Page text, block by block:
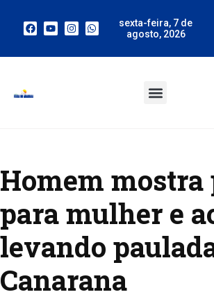
sexta-feira, 7 de
agosto, 2026
Homem mostra
para mulher e
levando
Canarana